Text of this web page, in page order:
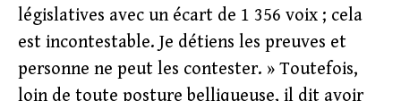
législatives avec un écart de 1 356 voix ; cela
est incontestable. Je détiens les preuves et
personne ne peut les contester. » Toutefois,
loin de toute posture belliqueuse, il dit avoir